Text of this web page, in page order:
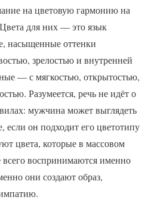
на цветовую гармонию на
для них — это язык
насыщенные оттенки
зрелостью и внутренней
— с мягкостью, открытостью,
Разумеется, речь не идёт о
мужчина может выглядеть
если он подходит его цветотипу
цвета, которые в массовом
воспринимаются именно
они создают образ,